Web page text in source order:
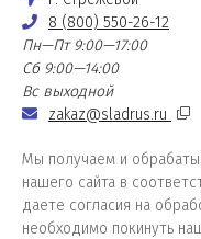
8 (800) 550-26-12
Пн—Пт 9:00—17:00
Сб 9:00—14:00
Вс выходной
zakaz@sladrus.ru
Мы получаем и
нашего сайта в
даете согласия на
необходимо покинуть